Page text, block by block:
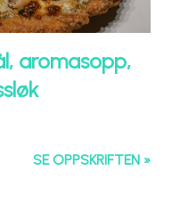
aromasopp,
SE OPPSKRIFTEN »